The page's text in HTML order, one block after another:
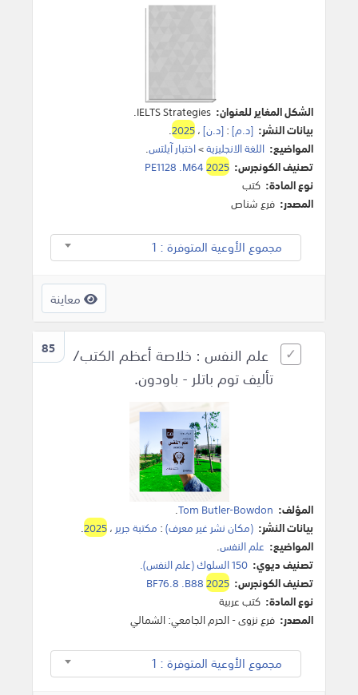
الشكل المغاير للعنوان: IELTS Strategies.
بيانات النشر: [د.م]:[د.ن]،2025
.
المواضيع: اللغة الانجليزية>اختبار آيلتس.
تصنيف الكونجرس:
PE1128 .M642025
نوع المادة: كتب
المصدر: فرع شناص
مجموع الأوعية المتوفرة : 1
معاينة
85
علم النفس : خلاصة أعظم الكتب/
تأليف توم باتلر - باودون.
المؤلف: Tom Butler-Bowdon
.
بيانات النشر: (مكان نشر غير معرف): مكتبة جرير ،2025
.
المواضيع: علم النفس.
تصنيف ديوي: 150 السلوك (علم النفس).
تصنيف الكونجرس:
BF76.8 .B882025
نوع المادة: كتب عربية
المصدر: فرع نزوى - الحرم الجامعي: الشمالي
مجموع الأوعية المتوفرة : 1